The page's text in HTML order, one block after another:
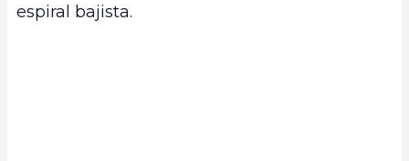
espiral bajista.